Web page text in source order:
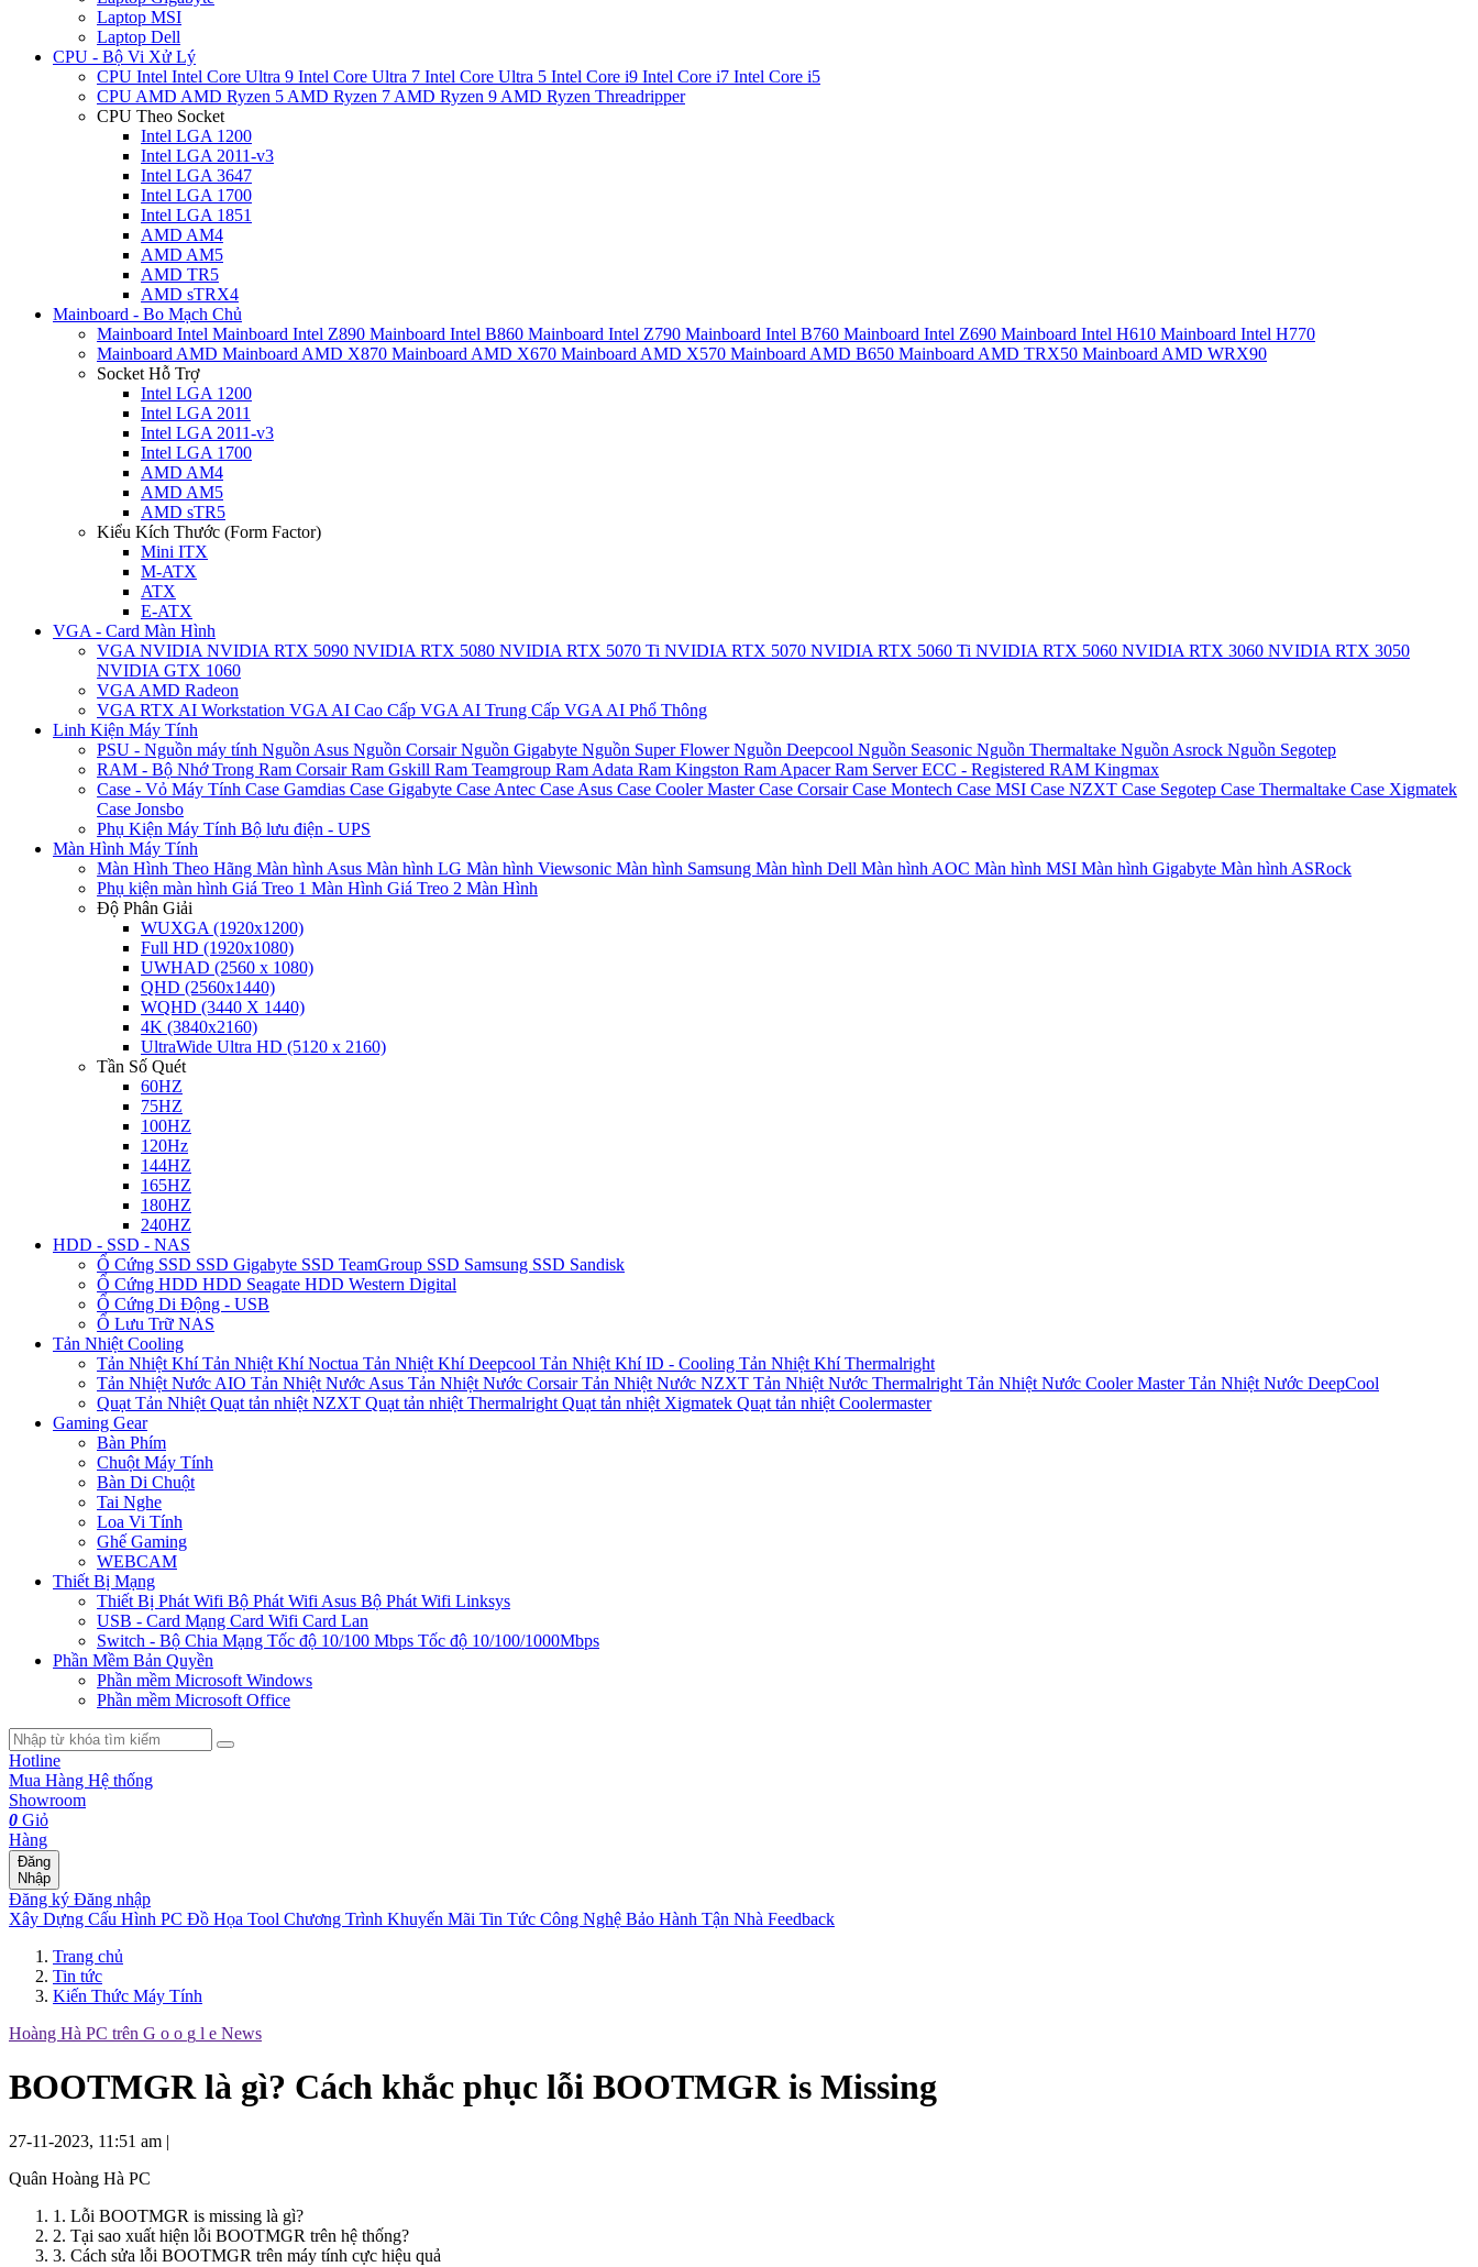
Laptop MSI
Laptop Dell
CPU - Bộ Vi Xử Lý
CPU Intel Intel Core Ultra 9 Intel Core Ultra 7 Intel Core Ultra 5 Intel Core i9 Intel Core i7 Intel Core i5
CPU AMD AMD Ryzen 5 AMD Ryzen 7 AMD Ryzen 9 AMD Ryzen Threadripper
CPU Theo Socket
Intel LGA 1200
Intel LGA 2011-v3
Intel LGA 3647
Intel LGA 1700
Intel LGA 1851
AMD AM4
AMD AM5
AMD TR5
AMD sTRX4
Mainboard - Bo Mạch Chủ
Mainboard Intel Mainboard Intel Z890 Mainboard Intel B860 Mainboard Intel Z790 Mainboard Intel B760 Mainboard Intel Z690 Mainboard Intel H610 Mainboard Intel H770
Mainboard AMD Mainboard AMD X870 Mainboard AMD X670 Mainboard AMD X570 Mainboard AMD B650 Mainboard AMD TRX50 Mainboard AMD WRX90
Socket Hỗ Trợ
Intel LGA 1200
Intel LGA 2011
Intel LGA 2011-v3
Intel LGA 1700
AMD AM4
AMD AM5
AMD sTR5
Kiểu Kích Thước (Form Factor)
Mini ITX
M-ATX
ATX
E-ATX
VGA - Card Màn Hình
VGA NVIDIA NVIDIA RTX 5090 NVIDIA RTX 5080 NVIDIA RTX 5070 Ti NVIDIA RTX 5070 NVIDIA RTX 5060 Ti NVIDIA RTX 5060 NVIDIA RTX 3060 NVIDIA RTX 3050
NVIDIA GTX 1060
VGA AMD Radeon
VGA RTX AI Workstation VGA AI Cao Cấp VGA AI Trung Cấp VGA AI Phổ Thông
Linh Kiện Máy Tính
PSU - Nguồn máy tính Nguồn Asus Nguồn CorsairNguồn Gigabyte Nguồn Super FlowerNguồn Deepcool Nguồn Seasonic Nguồn Thermaltake Nguồn Asrock Nguồn Segotep
RAM - Bộ Nhớ Trong Ram CorsairRam Gskill Ram Teamgroup Ram Adata Ram Kingston Ram ApacerRam Server ECC - Registered RAM Kingmax
Case - Vỏ Máy Tính Case Gamdias Case Gigabyte Case Antec Case Asus Case Cooler MasterCase CorsairCase Montech Case MSI Case NZXT Case Segotep Case Thermaltake Case Xigmatek
Case Jonsbo
Phụ Kiện Máy Tính Bộ lưu điện - UPS
Màn Hình Máy Tính
Màn Hình Theo Hãng Màn hình Asus Màn hình LG Màn hình Viewsonic Màn hình Samsung Màn hình Dell Màn hình AOC Màn hình MSI Màn hình Gigabyte Màn hình ASRock
Phụ kiện màn hình Giá Treo 1 Màn Hình Giá Treo 2 Màn Hình
Độ Phân Giải
WUXGA (1920x1200)
Full HD (1920x1080)
UWHAD (2560 x 1080)
QHD (2560x1440)
WQHD (3440 X 1440)
4K (3840x2160)
UltraWide Ultra HD (5120 x 2160)
Tần Số Quét
60HZ
75HZ
100HZ
120Hz
144HZ
165HZ
180HZ
240HZ
HDD - SSD - NAS
Ổ Cứng SSD SSD Gigabyte SSD TeamGroup SSD Samsung SSD Sandisk
Ổ Cứng HDD HDD Seagate HDD Western Digital
Ổ Cứng Di Động - USB
Ổ Lưu Trữ NAS
Tản Nhiệt Cooling
Tản Nhiệt KhíTản Nhiệt Khí Noctua Tản Nhiệt Khí Deepcool Tản Nhiệt Khí ID - Cooling Tản Nhiệt Khí Thermalright
Tản Nhiệt Nước AIO Tản Nhiệt Nước Asus Tản Nhiệt Nước CorsairTản Nhiệt Nước NZXT Tản Nhiệt Nước Thermalright Tản Nhiệt Nước Cooler MasterTản Nhiệt Nước DeepCool
Quạt Tản Nhiệt Quạt tản nhiệt NZXT Quạt tản nhiệt Thermalright Quạt tản nhiệt Xigmatek Quạt tản nhiệt Coolermaster
Gaming Gear
Bàn Phím
Chuột Máy Tính
Bàn Di Chuột
Tai Nghe
Loa Vi Tính
Ghế Gaming
WEBCAM
Thiết Bị Mạng
Thiết Bị Phát Wifi Bộ Phát Wifi Asus Bộ Phát Wifi Linksys
USB - Card Mạng Card Wifi Card Lan
Switch - Bộ Chia Mạng Tốc độ 10/100 Mbps Tốc độ 10/100/1000Mbps
Phần Mềm Bản Quyền
Phần mềm Microsoft Windows
Phần mềm Microsoft Office
Hotline
Mua Hàng Hệ thống
Showroom
0 Giỏ
Hàng
Đăng
Nhập
Đăng ký Đăng nhập
Xây Dựng Cấu Hình PC Đồ Họa Tool Chương Trình Khuyến Mãi Tin Tức Công Nghệ Bảo Hành Tận Nhà Feedback
Trang chủ
Tin tức
Kiến Thức Máy Tính
Hoàng Hà PC trên G o o g l e News
BOOTMGR là gì? Cách khắc phục lỗi BOOTMGR is Missing
27-11-2023, 11:51 am |
Quân Hoàng Hà PC
1. Lỗi BOOTMGR is missing là gì?
2. Tại sao xuất hiện lỗi BOOTMGR trên hệ thống?
3. Cách sửa lỗi BOOTMGR trên máy tính cực hiệu quả